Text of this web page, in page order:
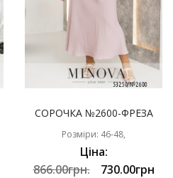
СОРОЧКА №2600-ФРЕЗА
Розміри: 46-48,
Ціна:
866.00грн.
730.00грн